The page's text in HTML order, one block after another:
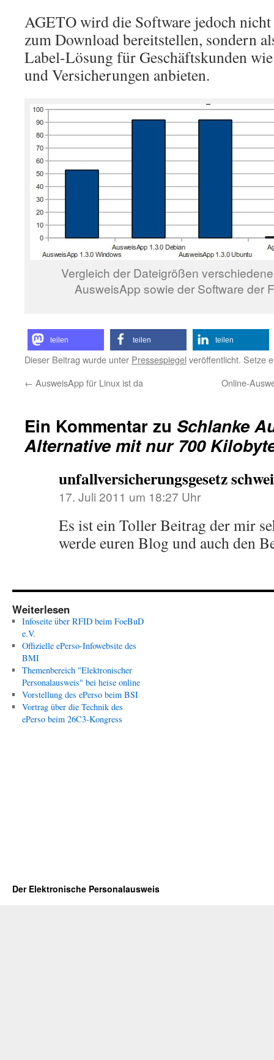
AGETO wird die Software jedoch
zum Download bereitstellen, sondern
Label-Lösung für Geschäftskunden
und Versicherungen anbieten.
Vergleich der Dateigrößen
AusweisApp sowie der Software der
teilen teilen teilen
Dieser Beitrag wurde unter Pressespiegel veröffentlicht. Setze
← AusweisApp für Linux ist da Online-
Ein Kommentar zu Schlanke
Alternative mit nur 700
unfallversicherungsgesetz
17. Juli 2011 um 18:27 Uhr
Es ist ein Toller Beitrag der mir
werde euren Blog und auch den
Weiterlesen
Infoseite über RFID beim FoeBuD
e.V.
Offizielle ePerso-Infowebsite des
BMI
Themenbereich "Elektronischer
Personalausweis" bei heise online
Vorstellung des ePerso beim BSI
Vortrag über die Technik des
ePerso beim 26C3-Kongress
Der Elektronische Personalausweis